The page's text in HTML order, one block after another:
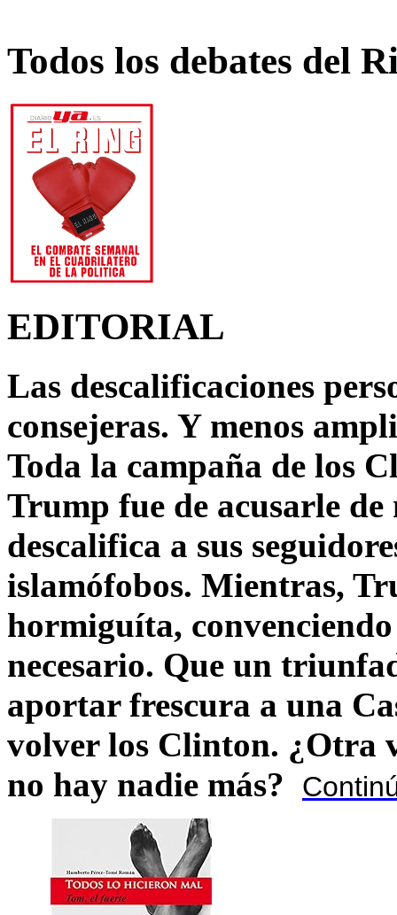
Todos los debates del
EDITORIAL
Las descalificaciones
consejeras. Y menos
Toda la campaña de los
Trump fue de acusarle
descalifica a sus
islamófobos. Mientras,
hormiguíta,
necesario. Que un
aportar frescura a una
volver los Clinton. ¿Otra
no hay nadie más?